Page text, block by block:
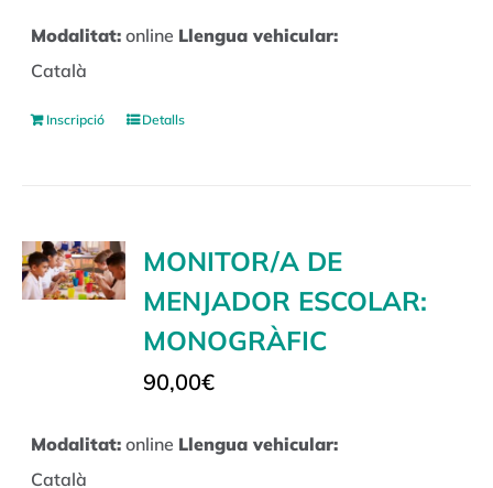
Modalitat: online Llengua vehicular:
Català
Inscripció Detalls
MONITOR/A DE
MENJADOR ESCOLAR:
MONOGRÀFIC
90,00€
Modalitat: online Llengua vehicular:
Català